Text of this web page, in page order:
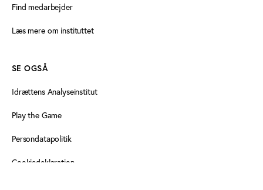
Find medarbejder
Læs mere om instituttet
SE OGSÅ
Idrættens Analyseinstitut
Play the Game
Persondatapolitik
Cookiedeklaration